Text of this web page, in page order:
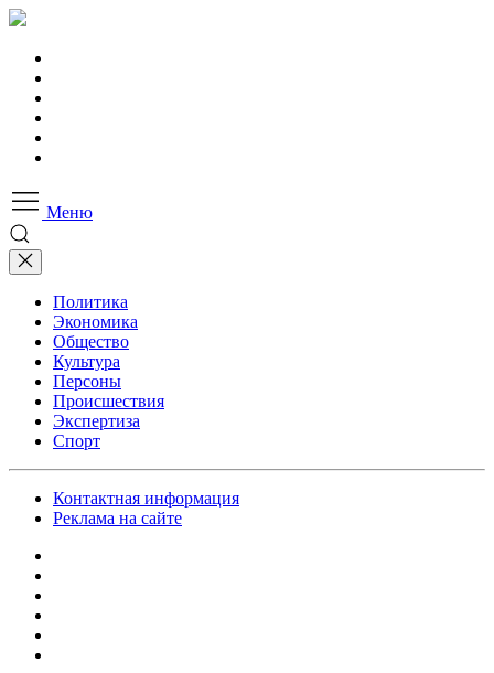
Меню
Политика
Экономика
Общество
Культура
Персоны
Происшествия
Экспертиза
Спорт
Контактная информация
Реклама на сайте